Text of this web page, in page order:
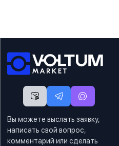
Вы можете выслать заявку,
написать свой вопрос,
комментарий или сделать